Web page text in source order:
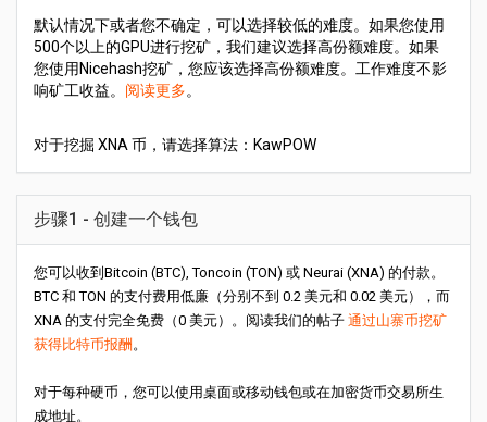
默认情况下或者您不确定，可以选择较低的难度。如果您使用
500个以上的GPU进行挖矿，我们建议选择高份额难度。如果
您使用Nicehash挖矿，您应该选择高份额难度。工作难度不影
响矿工收益。 阅读更多。
对于挖掘 XNA 币，请选择算法：KawPOW
步骤1 - 创建一个钱包
您可以收到Bitcoin (BTC), Toncoin (TON) 或 Neurai (XNA) 的付款。
BTC 和 TON 的支付费用低廉（分别不到 0.2 美元和 0.02 美元），而
XNA 的支付完全免费（0 美元）。阅读我们的帖子 通过山寨币挖矿
获得比特币报酬。
对于每种硬币，您可以使用桌面或移动钱包或在加密货币交易所生
成地址。